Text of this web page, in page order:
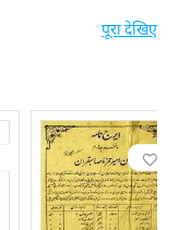
पूरा देखिए